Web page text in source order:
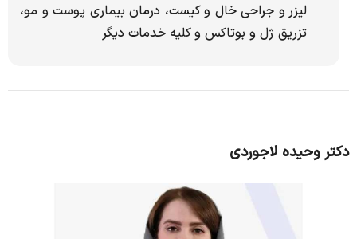
لیزر و جراحی خال و کیست، درمان بیماری پوست و مو،
تزریق ژل و بوتاکس و کلیه خدمات دیگر
دکتر وحیده لاجوردی